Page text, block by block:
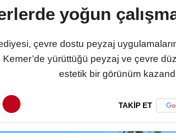
yoğun
çevre dostu peyzaj
Kemer’de yürüttüğü peyzaj ve çevre
estetik bir görünüm
TAKİP ET